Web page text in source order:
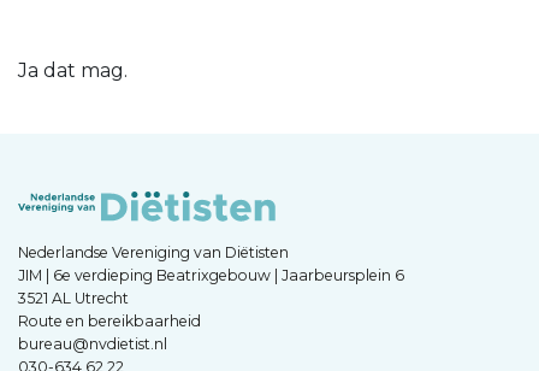
Ja dat mag.
Nederlandse Vereniging van Diëtisten
JIM | 6e verdieping Beatrixgebouw | Jaarbeursplein 6
3521 AL Utrecht
Route en bereikbaarheid
bureau@nvdietist.nl
030-634 62 22